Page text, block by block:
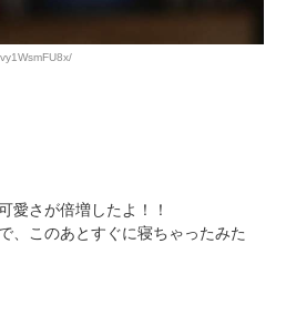
愛さが倍増したよ！！
、このあとすぐに寝ちゃったみた